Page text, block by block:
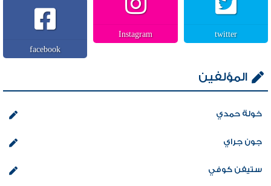
twitter
Instagram
facebook
المؤلفين
خولة حمدي
جون جراي
ستيفن كوفي